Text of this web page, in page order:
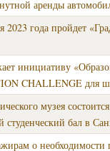
аренды
года пройдет
инициативу
CHALLENGE для
музея
бал в
о необходимости